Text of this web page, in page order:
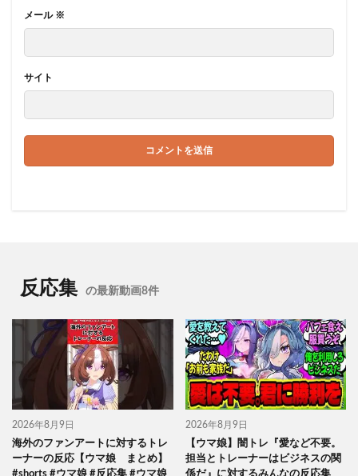
メール ※
サイト
反応集 の最新動画8件
2026年8月9日
海外のファンアートに対するトレ
ーナーの反応【ウマ娘 まとめ】
2026年8月9日
【ウマ娘】闇トレ『愛など不要。
担当とトレーナーはビジネスの関